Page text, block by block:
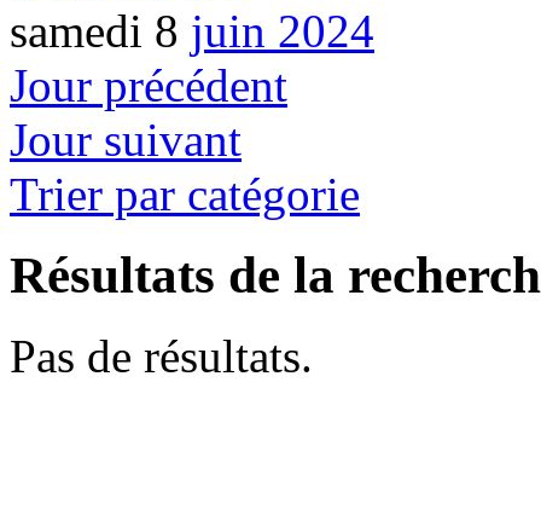
samedi 8 juin 2024
Jour précédent
Jour suivant
Trier par catégorie
Résultats de la
Pas de résultats.